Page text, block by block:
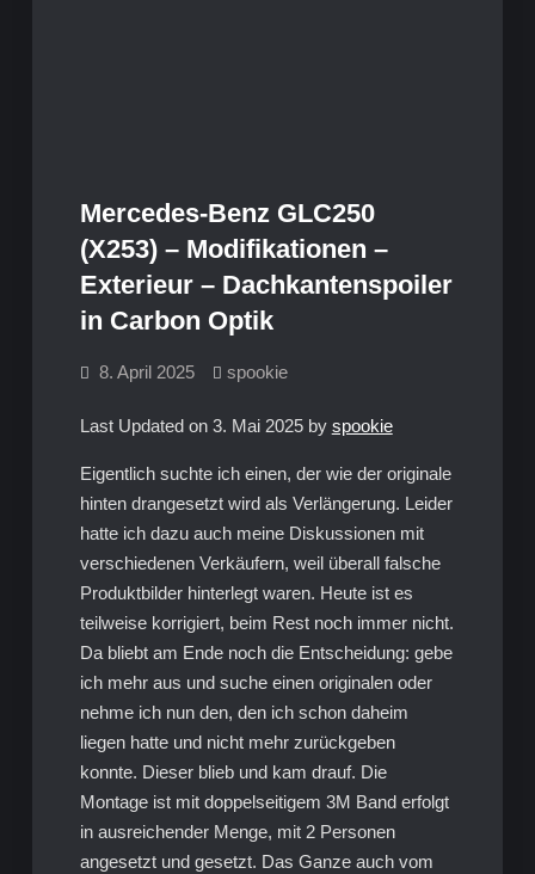
Mercedes-Benz GLC250
(X253) – Modifikationen –
Exterieur – Dachkantenspoiler
in Carbon Optik
8. April 2025 spookie
Last Updated on 3. Mai 2025 by spookie
Eigentlich suchte ich einen, der wie der originale
hinten drangesetzt wird als Verlängerung. Leider
hatte ich dazu auch meine Diskussionen mit
verschiedenen Verkäufern, weil überall falsche
Produktbilder hinterlegt waren. Heute ist es
teilweise korrigiert, beim Rest noch immer nicht.
Da bliebt am Ende noch die Entscheidung: gebe
ich mehr aus und suche einen originalen oder
nehme ich nun den, den ich schon daheim
liegen hatte und nicht mehr zurückgeben
konnte. Dieser blieb und kam drauf. Die
Montage ist mit doppelseitigem 3M Band erfolgt
in ausreichender Menge, mit 2 Personen
angesetzt und gesetzt. Das Ganze auch vom